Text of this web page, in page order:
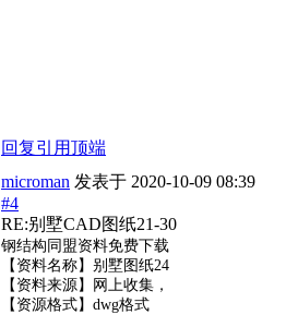
回复引用顶端
microman 发表于 2020-10-09 08:39
#4
RE:别墅CAD图纸21-30
钢结构同盟资料免费下载
【资料名称】别墅图纸24
【资料来源】网上收集，
【资源格式】dwg格式